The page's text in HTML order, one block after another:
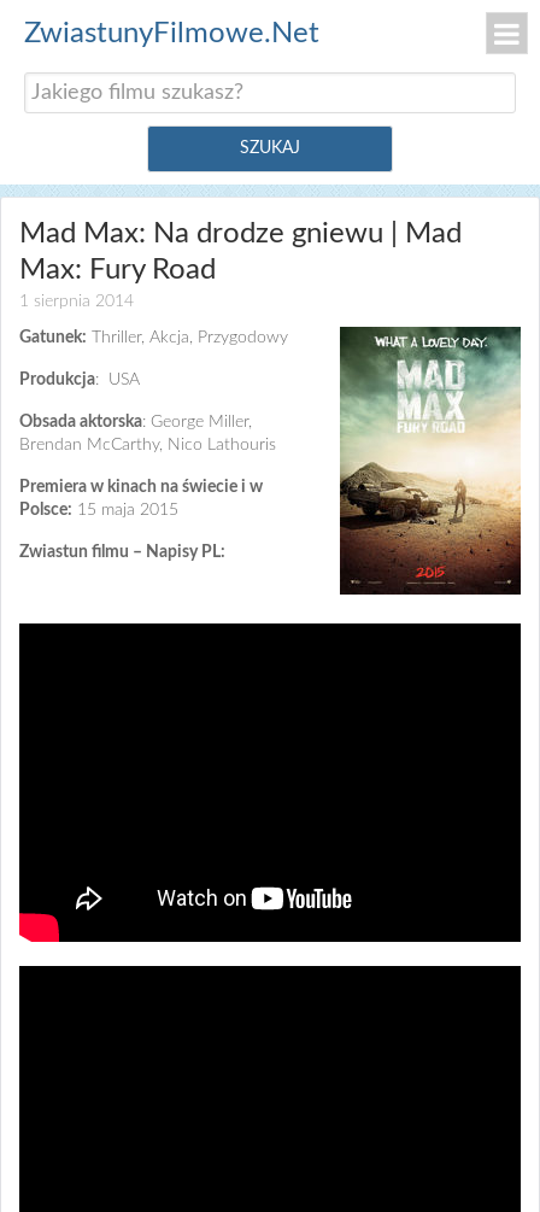
ZwiastunyFilmowe.Net
Mad Max: Na drodze gniewu | Mad
Max: Fury Road
1 sierpnia 2014
Gatunek: Thriller, Akcja, Przygodowy
Produkcja: USA
Obsada aktorska: George Miller,
Brendan McCarthy, Nico Lathouris
Premiera w kinach na świecie i w
Polsce: 15 maja 2015
Zwiastun filmu – Napisy PL: